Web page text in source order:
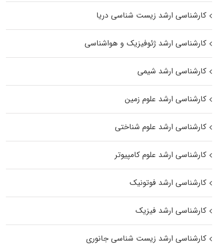
کارشناسی ارشد زیست‌ شناسی دریا
کارشناسی ارشد ژئوفیزیک و هواشناسی
کارشناسی ارشد شیمی
کارشناسی ارشد علوم زمین
کارشناسی ارشد علوم شناختی
کارشناسی ارشد علوم کامپیوتر
کارشناسی ارشد فوتونیک
کارشناسی ارشد فیزیک
کارشناسی ارشد زیست‌ شناسی جانوری